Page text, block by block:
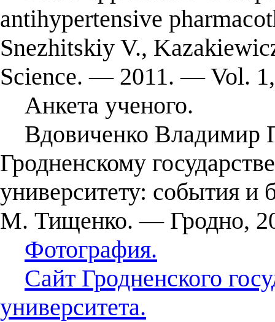
antihypertensive
Snezhitskiy V.,
Science. — 2011. — Vol.
Анкета ученого.
Вдовиченко Владимир
Гродненскому
университету: события
М. Тищенко. — Гродно,
Фотография.
Сайт Гродненского
университета.